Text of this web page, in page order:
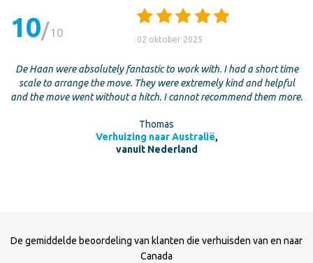
10 10
02 oktober 2025
De Haan were absolutely fantastic to work with. I had a short time
scale to arrange the move. They were extremely kind and helpful
and the move went without a hitch. I cannot recommend them more.
Thomas
Verhuizing naar Australië,
vanuit Nederland
De gemiddelde beoordeling van klanten die verhuisden van en naar
Canada